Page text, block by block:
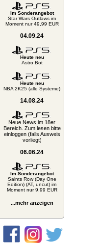
Im Sonderangebot
Star Wars Outlaws im
Moment nur 49,99 EUR
04.09.24
Heute neu
Astro Bot
Heute neu
NBA 2K25 (alle Systeme)
14.08.24
Neue News im 18er
Bereich. Zum lesen bitte
einloggen (falls Ausweis
vorliegt)
06.06.24
Im Sonderangebot
Saints Row (Day One
Edition) (AT, uncut) im
Moment nur 9,99 EUR
...mehr anzeigen